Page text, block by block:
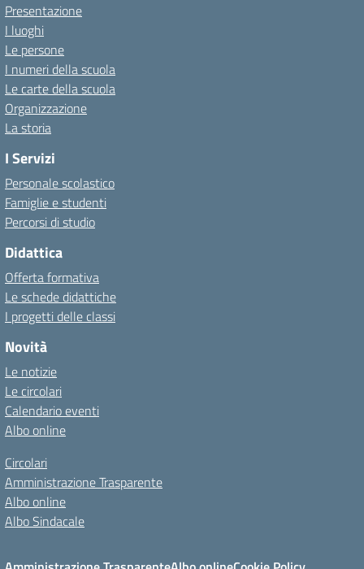
Presentazione
I luoghi
Le persone
I numeri della scuola
Le carte della scuola
Organizzazione
La storia
I Servizi
Personale scolastico
Famiglie e studenti
Percorsi di studio
Didattica
Offerta formativa
Le schede didattiche
I progetti delle classi
Novità
Le notizie
Le circolari
Calendario eventi
Albo online
Circolari
Amministrazione Trasparente
Albo online
Albo Sindacale